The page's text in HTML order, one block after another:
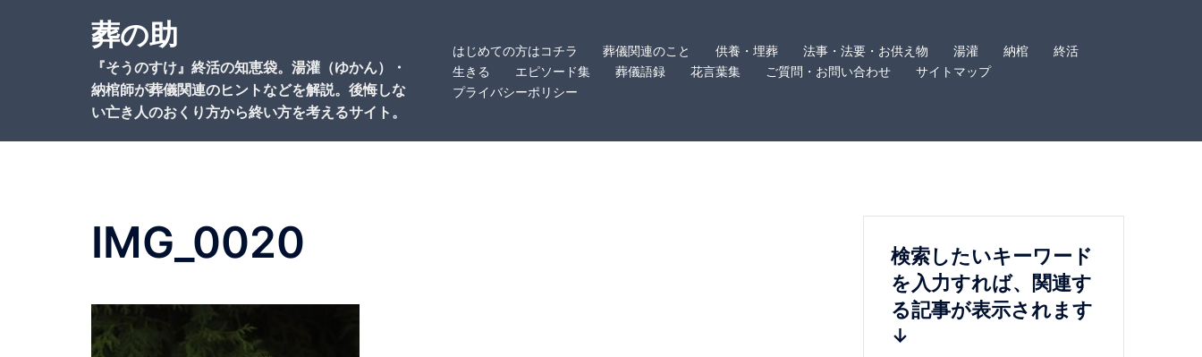
葬の助
『そうのすけ』終活の知恵袋。湯灌（ゆかん）・
納棺師が葬儀関連のヒントなどを解説。後悔しな
い亡き人のおくり方から終い方を考えるサイト。
はじめての方はコチラ 葬儀関連のこと 供養・埋葬 法事・法要・お供え物 湯灌 納棺
終活
生きる
エピソード集 葬儀語録 花言葉集 ご質問・お問い合わせ
サイトマップ
プライバシーポリシー
IMG_0020
検索したいキーワード
を入力すれば、関連す
る記事が表示されます
↓